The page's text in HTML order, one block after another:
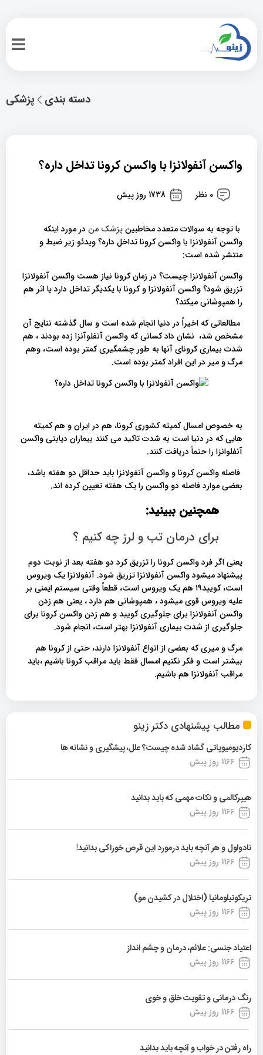
پزشکی دسته بندی
مطالب پیشنهادی دکتر زینو
کاردیومیوپاتی گشاد شده چیست؟ علل، پیشگیری و نشانه ها
1166 روز پیش
هیپرکالمی و نکات مهمی که باید بدانید
1166 روز پیش
نادولول و هر آنچه باید درمورد این قرص خوراکی بدانید!
1166 روز پیش
تریکوتیلومانیا (اختلال در کشیدن مو)
1166 روز پیش
اعتیاد جنسی: علائم، درمان و چشم انداز
1166 روز پیش
رنگ درمانی و تقویت خلق و خوی
1166 روز پیش
راه رفتن در خواب و آنچه باید بدانید
واکسن آنفولانزا با واکسن کرونا تداخل داره؟
0 نظر 1738 روز پیش
با توجه به سوالات متعدد مخاطبینپزشک من در مورد اینکه
واکسن آنفولانزا با واکسن کرونا تداخل داره؟ ویدئو زیر ضبط و
منتشر شده است:
واکسن آنفولانزا چیست؟ در زمان کرونا نیاز هست واکسن آنفولانزا
تزریق شود؟ واکسن آنفولانزا و کرونا با یکدیگر تداخل دارد یا اثر هم
را همپوشانی میکند؟
مطالعاتی که اخیراً در دنیا انجام شده است و سال گذشته نتایج آن
مشخص شد، نشان داد کسانی که واکسن آنفلوآنزا زده بودند ، هم
شدت بیماری کرونای آنها به طور چشمگیری کمتر بوده است، وهم
مرگ و میر در این افراد کمتر بوده است.
به خصوص امسال کمیته کشوری کرونا، هم در ایران و هم کمیته
هایی که در دنیا است به شدت تاکید می کنند بیماران دیابتی واکسن
آنفلوانزا را حتماً دریافت کنند.
فاصله واکسن کرونا و واکسن آنفولانزا باید حداقل دو هفته باشد،
بعضی موارد فاصله دو واکسن را یک هفته تعیین کرده اند.
همچنین ببینید:
برای درمان تب و لرز چه کنیم ؟
یعنی اگر فرد واکسن کرونا را تزریق کرد دو هفته بعد از نوبت دوم
پیشنهاد میشود واکسن آنفولانزا تزریق شود. آنفولانزا یک ویروس
است، کویید۱۹ هم یک ویروس است، قطعاً وقتی سیستم ایمنی بر
علیه ویروس قوی میشود ، همپوشانی هم دارد ، یعنی هم زدن
واکسن آنفولانزا برای جلوگیری کویید و هم زدن واکسن کرونا برای
جلوگیری از شدت بیماری آنفولانزا بهتر است، انجام شود.
مرگ و میری که بعضی از انواع آنفولانزا دارند، حتی از کرونا هم
بیشتر است و فکر نکنیم امسال فقط باید مراقب کرونا باشیم ،باید
مراقب آنفولانزا هم باشیم.